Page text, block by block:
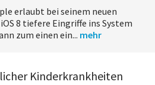
erlaubt bei seinem neuen
8 tiefere Eingriffe ins System
zum einen ein... mehr
Kinderkrankheiten